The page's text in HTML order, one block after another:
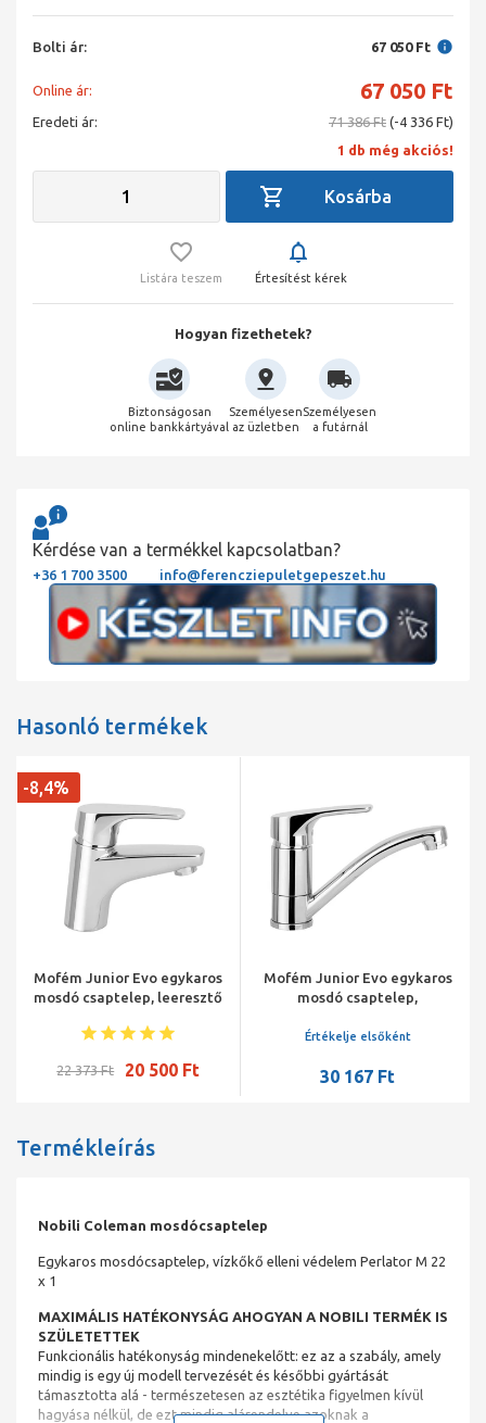
Bolti ár: 67 050 Ft
Online ár: 67 050 Ft
Eredeti ár: 71 386 Ft (-4 336 Ft)
1 db még akciós!
Listára teszem Értesítést kérek
Hogyan fizethetek?
Biztonságosan
online bankkártyával
Személyesen
az üzletben
Személyesen
a futárnál
Kérdése van a termékkel kapcsolatban?
+36 1 700 3500 info@ferencziepuletgepeszet.hu
Hasonló termékek
Mofém Junior Evo egykaros
mosdó csaptelep, leeresztő
-8,4%
22 373 Ft 20 500 Ft
Mofém Junior Evo egykaros
mosdó csaptelep,
leeresztő szelep nélkül
Értékelje elsőként
30 167 Ft
Termékleírás
Nobili Coleman mosdócsaptelep
Egykaros mosdócsaptelep, vízkőkő elleni védelem Perlator M 22
x 1
MAXIMÁLIS HATÉKONYSÁG AHOGYAN A NOBILI TERMÉK IS
SZÜLETETTEK
Funkcionális hatékonyság mindenekelőtt: ez az a szabály, amely
mindig is egy új modell tervezését és későbbi gyártását
támasztotta alá - természetesen az esztétika figyelmen kívül
hagyása nélkül, de ezt mindig alárendelve azoknak a